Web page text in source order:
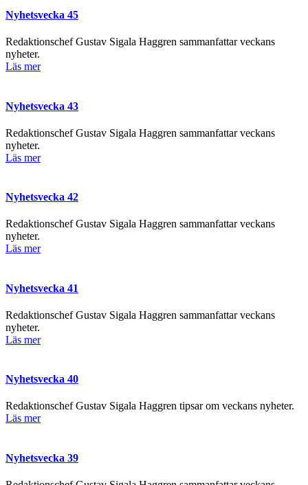
Nyhetsvecka 45
Redaktionschef Gustav Sigala Haggren sammanfattar veckans
nyheter.
Läs mer
Nyhetsvecka 43
Redaktionschef Gustav Sigala Haggren sammanfattar veckans
nyheter.
Läs mer
Nyhetsvecka 42
Redaktionschef Gustav Sigala Haggren sammanfattar veckans
nyheter.
Läs mer
Nyhetsvecka 41
Redaktionschef Gustav Sigala Haggren sammanfattar veckans
nyheter.
Läs mer
Nyhetsvecka 40
Redaktionschef Gustav Sigala Haggren tipsar om veckans nyheter.
Läs mer
Nyhetsvecka 39